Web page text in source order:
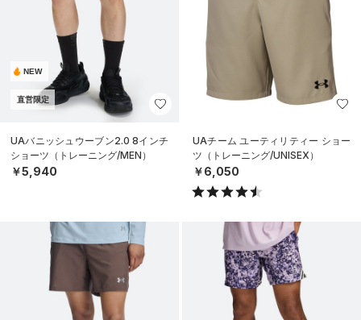
NEW
直営限定
UAバニッシュウーブン2.0 8インチ
ショーツ（トレーニング/MEN）
￥5,940
UAチーム ユーティリティー ショー
ツ（トレーニング/UNISEX）
￥6,050